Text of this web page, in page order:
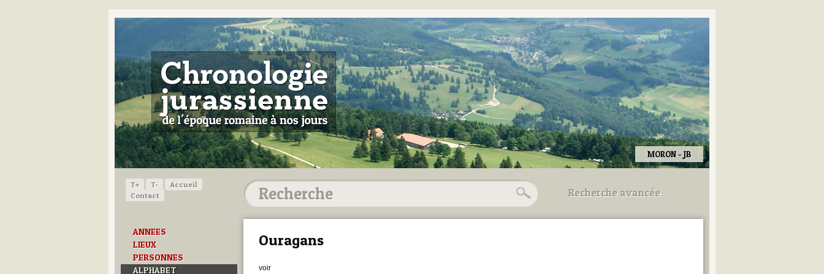
MORON - JB
T+ T-
Accueil
Contact
ANNEES
LIEUX
PERSONNES
ALPHABET
Recherche avancée
Utilisez les champs ci-dessous
Ouragans
voir